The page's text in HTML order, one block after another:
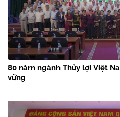
80 năm ngành Thủy lợi Việt
vững